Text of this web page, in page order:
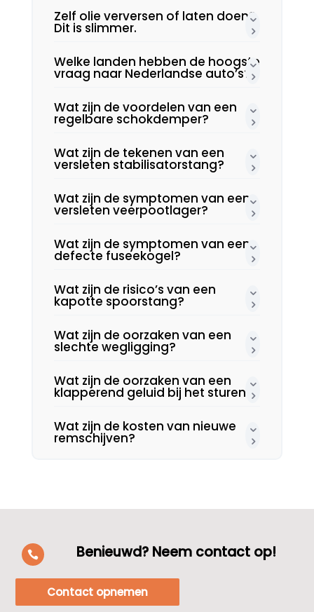
Zelf olie verversen of laten doen?
Dit is slimmer.​
Welke landen hebben de hoogste
vraag naar Nederlandse auto’s?
Wat zijn de voordelen van een
regelbare schokdemper?
Wat zijn de tekenen van een
versleten stabilisatorstang?
Wat zijn de symptomen van een
versleten veerpootlager?
Wat zijn de symptomen van een
defecte fuseekogel?
Wat zijn de risico’s van een
kapotte spoorstang?
Wat zijn de oorzaken van een
slechte wegligging?
Wat zijn de oorzaken van een
klapperend geluid bij het sturen?
Wat zijn de kosten van nieuwe
remschijven?
 Benieuwd? Neem contact op!
Contact opnemen